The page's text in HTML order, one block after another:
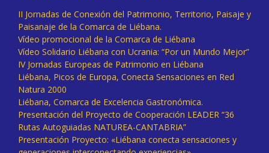
II Jornadas de Conexión del Patrimonio, Territorio, Paisaje y
Paisanaje de la Comarca de Liébana.
Vídeo promocional de la Comarca de Liébana
Vídeo Solidario Liébana con Ucrania: “Por un Mundo Mejor”
IV Jornadas Europeas de Patrimonio en Liébana
Liébana, Picos de Europa, Conecta Sensaciones en Red
Natura 2000
Liébana, Comarca de Excelencia Gastronómica.
Presentación del Proyecto de Cooperación LEADER “36
Rutas Autoguiadas NATUREA-CANTABRIA”
Presentación Proyecto: «Liébana conecta sensaciones y